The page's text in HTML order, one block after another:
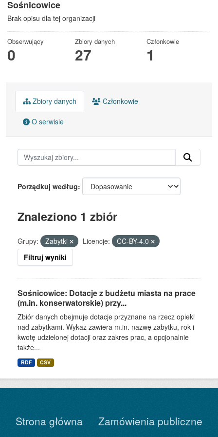
Sośnicowice
Brak opisu dla tej organizacji
Obserwujący
0
Zbiory danych
27
Członkowie
1
Zbiory danych Członkowie
O serwisie
Porządkuj według
Znaleziono 1 zbiór
Grupy: Zabytki Licencje:
CC-BY-4.0
Filtruj wyniki
Sośnicowice: Dotacje z budżetu miasta na prace
(m.in. konserwatorskie) przy...
Zbiór danych obejmuje dotacje przyznane na rzecz opieki
nad zabytkami. Wykaz zawiera m.in. nazwę zabytku, rok i
kwotę udzielonej dotacji oraz zakres prac, a opcjonalnie
także...
RDF CSV
Strona główna
Zamówienia publiczne